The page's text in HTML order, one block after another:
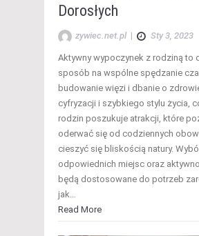
Dorosłych
zywiec.net.pl | Sty 3, 2023
Aktywny wypoczynek z rodziną to
sposób na wspólne spędzanie
budowanie więzi i dbanie o
cyfryzacji i szybkiego stylu życia,
rodzin poszukuje atrakcji, które
oderwać się od codziennych
cieszyć się bliskością natury.
odpowiednich miejsc oraz
będą dostosowane do potrzeb
jak…
Read More